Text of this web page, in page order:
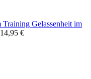
Gelassenheit im
14,95 €